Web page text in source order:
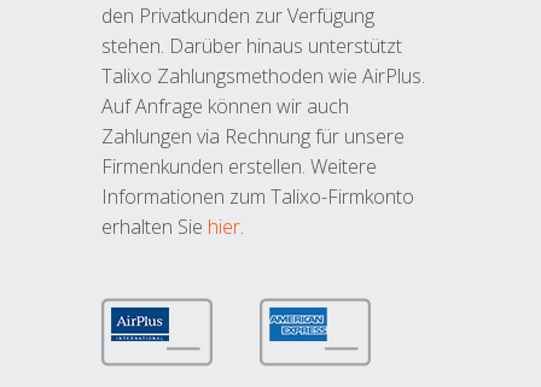
den Privatkunden zur Verfügung
stehen. Darüber hinaus unterstützt
Talixo Zahlungsmethoden wie AirPlus.
Auf Anfrage können wir auch
Zahlungen via Rechnung für unsere
Firmenkunden erstellen. Weitere
Informationen zum Talixo-Firmkonto
erhalten Sie hier.